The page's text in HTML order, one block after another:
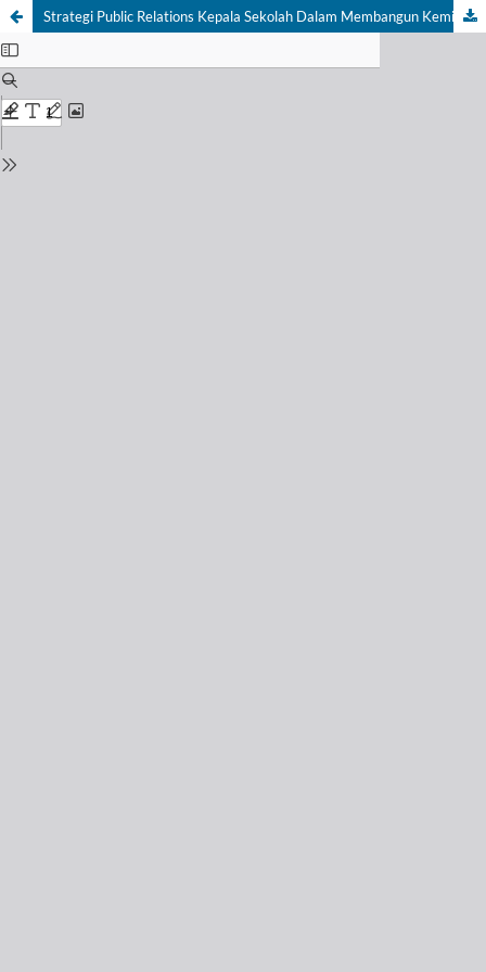
Strategi Public Relations Kepala Sekolah Dalam Membangun Kemitraan Strategis Dengan Dunia Usaha dan Dunia Industri (DUDI)